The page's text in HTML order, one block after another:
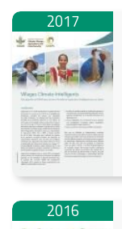
2017
2016